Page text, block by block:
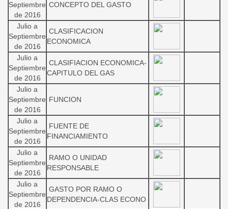
Septiembre
de 2016
CONCEPTO DEL GASTO
Julio a
Septiembre
de 2016
CLASIFICACION
ECONOMICA
Julio a
Septiembre
de 2016
CLASIFIACION ECONOMICA-
CAPITULO DEL GAS
Julio a
Septiembre
de 2016
FUNCION
Julio a
Septiembre
de 2016
FUENTE DE
FINANCIAMIENTO
Julio a
Septiembre
de 2016
RAMO O UNIDAD
RESPONSABLE
Julio a
Septiembre
de 2016
GASTO POR RAMO O
DEPENDENCIA-CLAS ECONO